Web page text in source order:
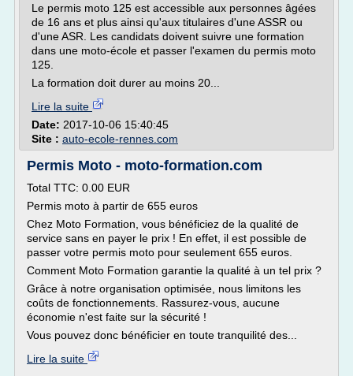
Le permis moto 125 est accessible aux personnes âgées
de 16 ans et plus ainsi qu'aux titulaires d'une ASSR ou
d'une ASR. Les candidats doivent suivre une formation
dans une moto-école et passer l'examen du permis moto
125.
La formation doit durer au moins 20...
Lire la suite
Date: 2017-10-06 15:40:45
Site : auto-ecole-rennes.com
Permis Moto - moto-formation.com
Total TTC: 0.00 EUR
Permis moto à partir de 655 euros
Chez Moto Formation, vous bénéficiez de la qualité de
service sans en payer le prix ! En effet, il est possible de
passer votre permis moto pour seulement 655 euros.
Comment Moto Formation garantie la qualité à un tel prix ?
Grâce à notre organisation optimisée, nous limitons les
coûts de fonctionnements. Rassurez-vous, aucune
économie n'est faite sur la sécurité !
Vous pouvez donc bénéficier en toute tranquilité des...
Lire la suite